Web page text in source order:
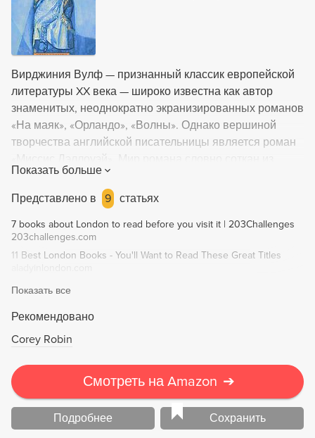
Вирджиния Вулф — признанный классик европейской
литературы XX века — широко известна как автор
знаменитых, неоднократно экранизированных романов
«На маяк», «Орландо», «Волны». Однако вершиной
творчества английской писательницы является роман
мелочей, пустяков, взглядов, жестов, деталей — в нем
неуловимо слиты прошлое и настоящее, «здесь и там»,
потому что это мир чувства, и именно чувство, а не
сухая логика определяет, что важно, а что нет,
превращая момент в вечность, а пустяк в событие.
Показать больше
Представлено в
9 статьях
7 books about London to read before you visit it | 203Challenges
203challenges.com
11 Best London Books - You'll Want to Read These Great Titles
Показать все
Рекомендовано
Corey Robin
Смотреть на Amazon ➔
Подробнее Сохранить